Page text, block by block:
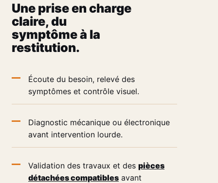
Une prise en charge
claire, du
symptôme à la
restitution.
Écoute du besoin, relevé des
symptômes et contrôle visuel.
Diagnostic mécanique ou électronique
avant intervention lourde.
Validation des travaux et des pièces
détachées compatibles avant